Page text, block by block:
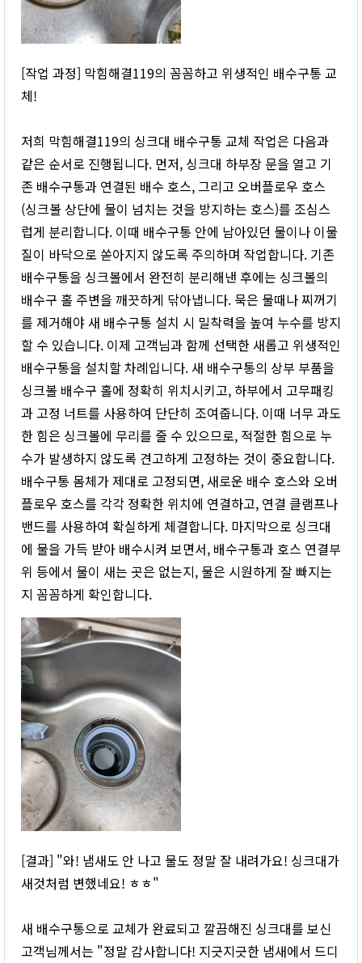
[작업 과정] 막힘해결119의 꼼꼼하고 위생적인 배수구통 교
체!
저희 막힘해결119의 싱크대 배수구통 교체 작업은 다음과
같은 순서로 진행됩니다. 먼저, 싱크대 하부장 문을 열고 기
존 배수구통과 연결된 배수 호스, 그리고 오버플로우 호스
(싱크볼 상단에 물이 넘치는 것을 방지하는 호스)를 조심스
럽게 분리합니다. 이때 배수구통 안에 남아있던 물이나 이물
질이 바닥으로 쏟아지지 않도록 주의하며 작업합니다. 기존
배수구통을 싱크볼에서 완전히 분리해낸 후에는 싱크볼의
배수구 홀 주변을 깨끗하게 닦아냅니다. 묵은 물때나 찌꺼기
를 제거해야 새 배수구통 설치 시 밀착력을 높여 누수를 방지
할 수 있습니다. 이제 고객님과 함께 선택한 새롭고 위생적인
배수구통을 설치할 차례입니다. 새 배수구통의 상부 부품을
싱크볼 배수구 홀에 정확히 위치시키고, 하부에서 고무패킹
과 고정 너트를 사용하여 단단히 조여줍니다. 이때 너무 과도
한 힘은 싱크볼에 무리를 줄 수 있으므로, 적절한 힘으로 누
수가 발생하지 않도록 견고하게 고정하는 것이 중요합니다.
배수구통 몸체가 제대로 고정되면, 새로운 배수 호스와 오버
플로우 호스를 각각 정확한 위치에 연결하고, 연결 클램프나
밴드를 사용하여 확실하게 체결합니다. 마지막으로 싱크대
에 물을 가득 받아 배수시켜 보면서, 배수구통과 호스 연결부
위 등에서 물이 새는 곳은 없는지, 물은 시원하게 잘 빠지는
지 꼼꼼하게 확인합니다.
[결과] "와! 냄새도 안 나고 물도 정말 잘 내려가요! 싱크대가
새것처럼 변했네요! ㅎㅎ"
새 배수구통으로 교체가 완료되고 깔끔해진 싱크대를 보신
고객님께서는 "정말 감사합니다! 지긋지긋한 냄새에서 드디